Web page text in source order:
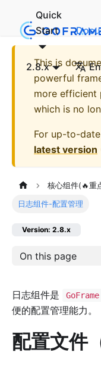
Quick
Start
2.8.x
This is
powerful
more efficient
which is no
For up-to-
latest version
核心组件(🔥重
日志组件-配置管理
Version: 2.8.x
On this page
日志组件是 GoFrame
便的配置管理能力。
配置文件